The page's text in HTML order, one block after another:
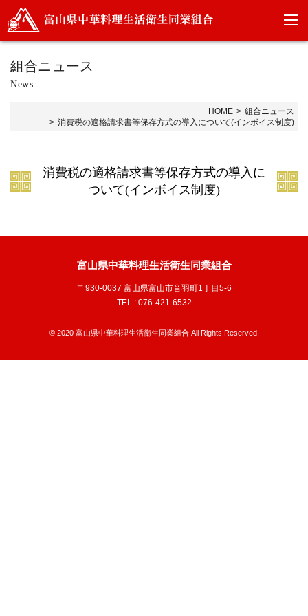
組合ニュース
News
HOME
組合ニュース
消費税の適格請求書等保存方式の導入について(インボイス制度)
消費税の適格請求書等保存方式の導入に
ついて(インボイス制度)
富山県中華料理生活衛生同業組合
〒930-0037 富山県富山市音羽町1丁目5-6
TEL : 076-421-6532
© 2020 富山県中華料理生活衛生同業組合 All Rights Reserved.